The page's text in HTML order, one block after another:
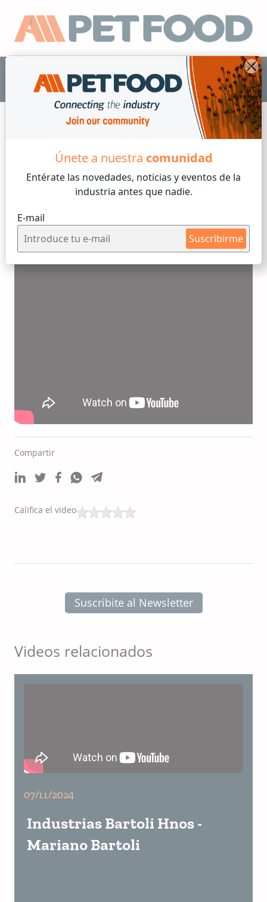
Únete a nuestra comunidad
Entérate las novedades, noticias y eventos de la
industria antes que nadie.
E-mail
Suscribirme
ES
All Pet Food TV
planta
Compartir
Califica el video
Suscribite al Newsletter
Videos relacionados
07/11/2024
Industrias Bartoli Hnos -
Mariano Bartoli